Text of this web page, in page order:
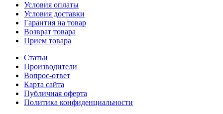
Условия оплаты
Условия доставки
Гарантия на товар
Возврат товара
Прием товара
Статьи
Производители
Вопрос-ответ
Карта сайта
Публичная оферта
Политика конфиденциальности